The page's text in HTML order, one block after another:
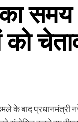
बाद प्रधानमंत्री